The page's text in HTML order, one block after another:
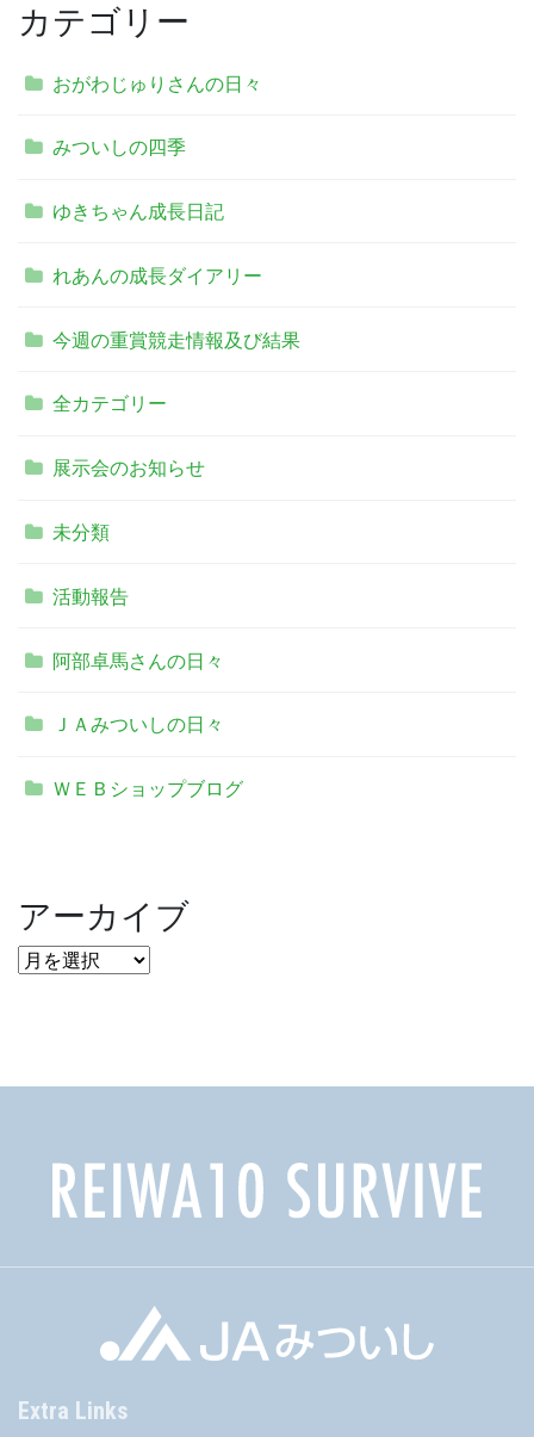
カテゴリー
おがわじゅりさんの日々
みついしの四季
ゆきちゃん成長日記
れあんの成長ダイアリー
今週の重賞競走情報及び結果
全カテゴリー
展示会のお知らせ
未分類
活動報告
阿部卓馬さんの日々
ＪＡみついしの日々
ＷＥＢショップブログ
アーカイブ
ア
Extra Links